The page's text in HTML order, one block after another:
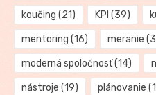
koučing (21) KPI (39)
mentoring (16) meranie
moderná spoločnosť(14)
nástroje (19) plánovanie